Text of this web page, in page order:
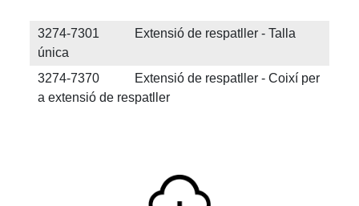
3274-7301 Extensió de respatller - Talla
única
3274-7370 Extensió de respatller - Coixí per
a extensió de respatller